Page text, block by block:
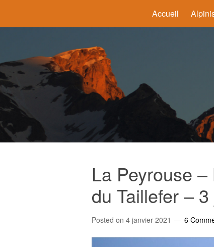
Accueil
La Peyrouse
du Taillefer –
Posted on 4 janvier 2021 6